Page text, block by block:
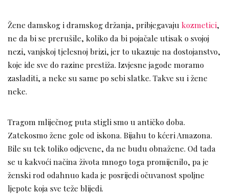
Žene damskog i dramskog držanja, pribjegavaju kozmetici,
ne da bi se prerušile, koliko da bi pojačale utisak o svojoj
nezi, vanjskoj tjelesnoj brizi, jer to ukazuje na dostojanstvo,
koje ide sve do razine prestiža. Izvjesne jagode moramo
zasladiti, a neke su same po sebi slatke. Takve su i žene
neke.
Tragom mliječnog puta stigli smo u antičko doba.
Zatekosmo žene gole od iskona. Bijahu to kćeri Amazona.
Bile su tek toliko odjevene, da ne budu obnažene. Od tada
se u kakvoći načina života mnogo toga promijenilo, pa je
ženski rod odahnuo kada je posrijedi očuvanost spoljne
ljepote koja sve teže blijedi.